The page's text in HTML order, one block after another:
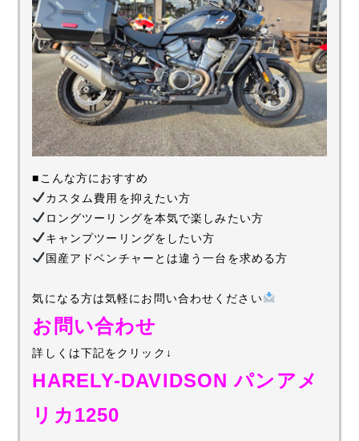
■こんな方におすすめ
カスタム費用を抑えたい方
ロングツーリングを本気で楽しみたい方
キャンプツーリングをしたい方
国産アドベンチャーとは違う一台を求める方
気になる方は気軽にお問い合わせください
お問い合わせ
詳しくは下記をクリック↓
HARELY-DAVIDSON パンアメ
リカ1250